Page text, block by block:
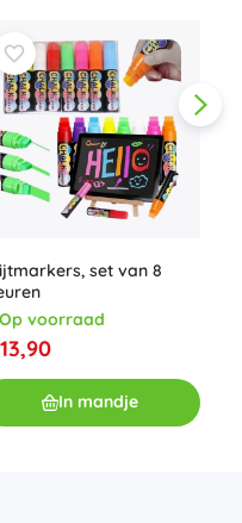
set van 8
Op voorraad
In mandje